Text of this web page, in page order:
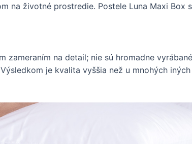
na životné prostredie. Postele Luna Maxi Box
na detail; nie sú hromadne
je kvalita vyššia než u mnohých